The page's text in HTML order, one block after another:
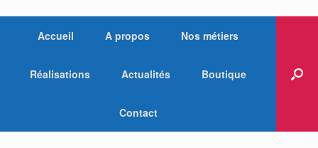
Accueil A propos Nos métiers
Réalisations Actualités Boutique
Contact